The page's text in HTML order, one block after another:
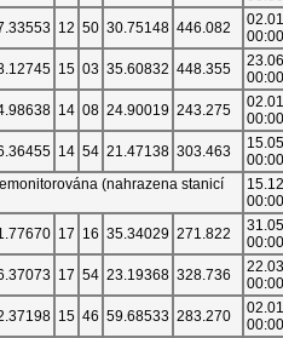
12 50 30.75148 446.082
00:00
15 03 35.60832 448.355
00:00
14 08 24.90019 243.275
00:00
14 54 21.47138 303.463
00:00
(nahrazena stanicí
00:00
17 16 35.34029 271.822
00:00
17 54 23.19368 328.736
00:00
15 46 59.68533 283.270
00:00